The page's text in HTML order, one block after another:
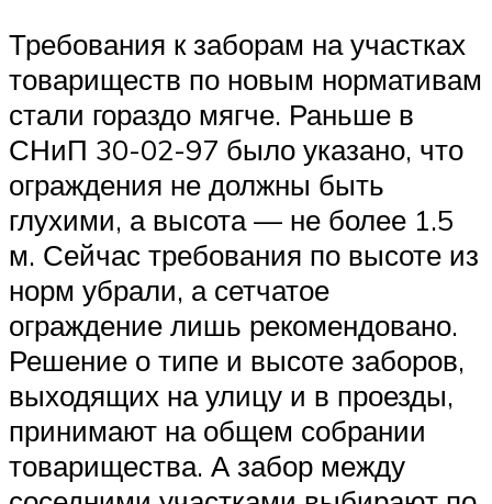
Требования к заборам на участках
товариществ по новым нормативам
стали гораздо мягче. Раньше в
СНиП 30-02-97 было указано, что
ограждения не должны быть
глухими, а высота — не более 1.5
м. Сейчас требования по высоте из
норм убрали, а сетчатое
ограждение лишь рекомендовано.
Решение о типе и высоте заборов,
выходящих на улицу и в проезды,
принимают на общем собрании
товарищества. А забор между